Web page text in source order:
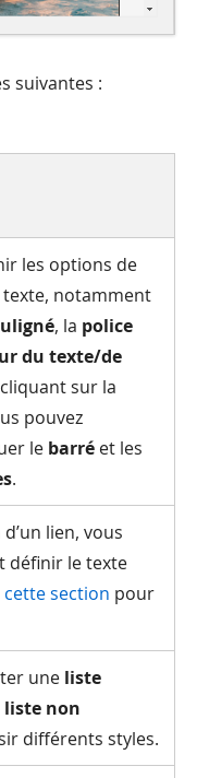
suivantes :
les options de
notamment
, la police
du texte/de
sur la
pouvez
le barré et les
.
lien, vous
définir le texte
cette section pour
une liste
liste non
différents styles.